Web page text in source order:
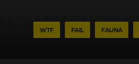
WTF FAIL FAUNA